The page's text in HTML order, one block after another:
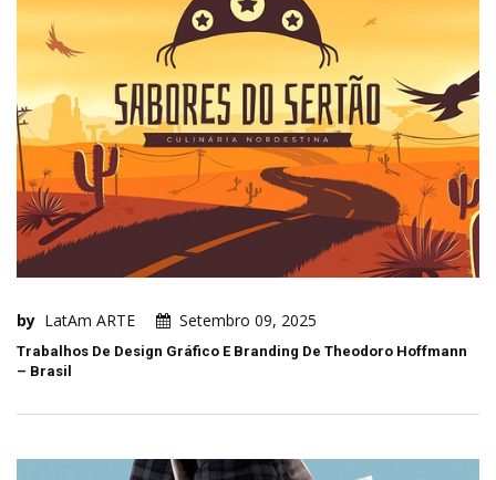
by LatAm ARTE Setembro 09, 2025
Trabalhos De Design Gráfico E Branding De Theodoro Hoffmann
– Brasil